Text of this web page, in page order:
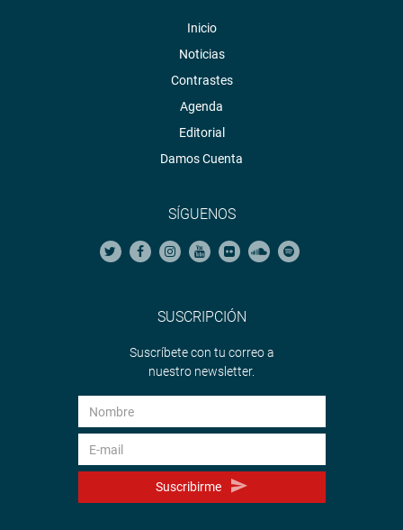
Inicio
Noticias
Contrastes
Agenda
Editorial
Damos Cuenta
SÍGUENOS
SUSCRIPCIÓN
Suscríbete con tu correo a
nuestro newsletter.
Suscribirme